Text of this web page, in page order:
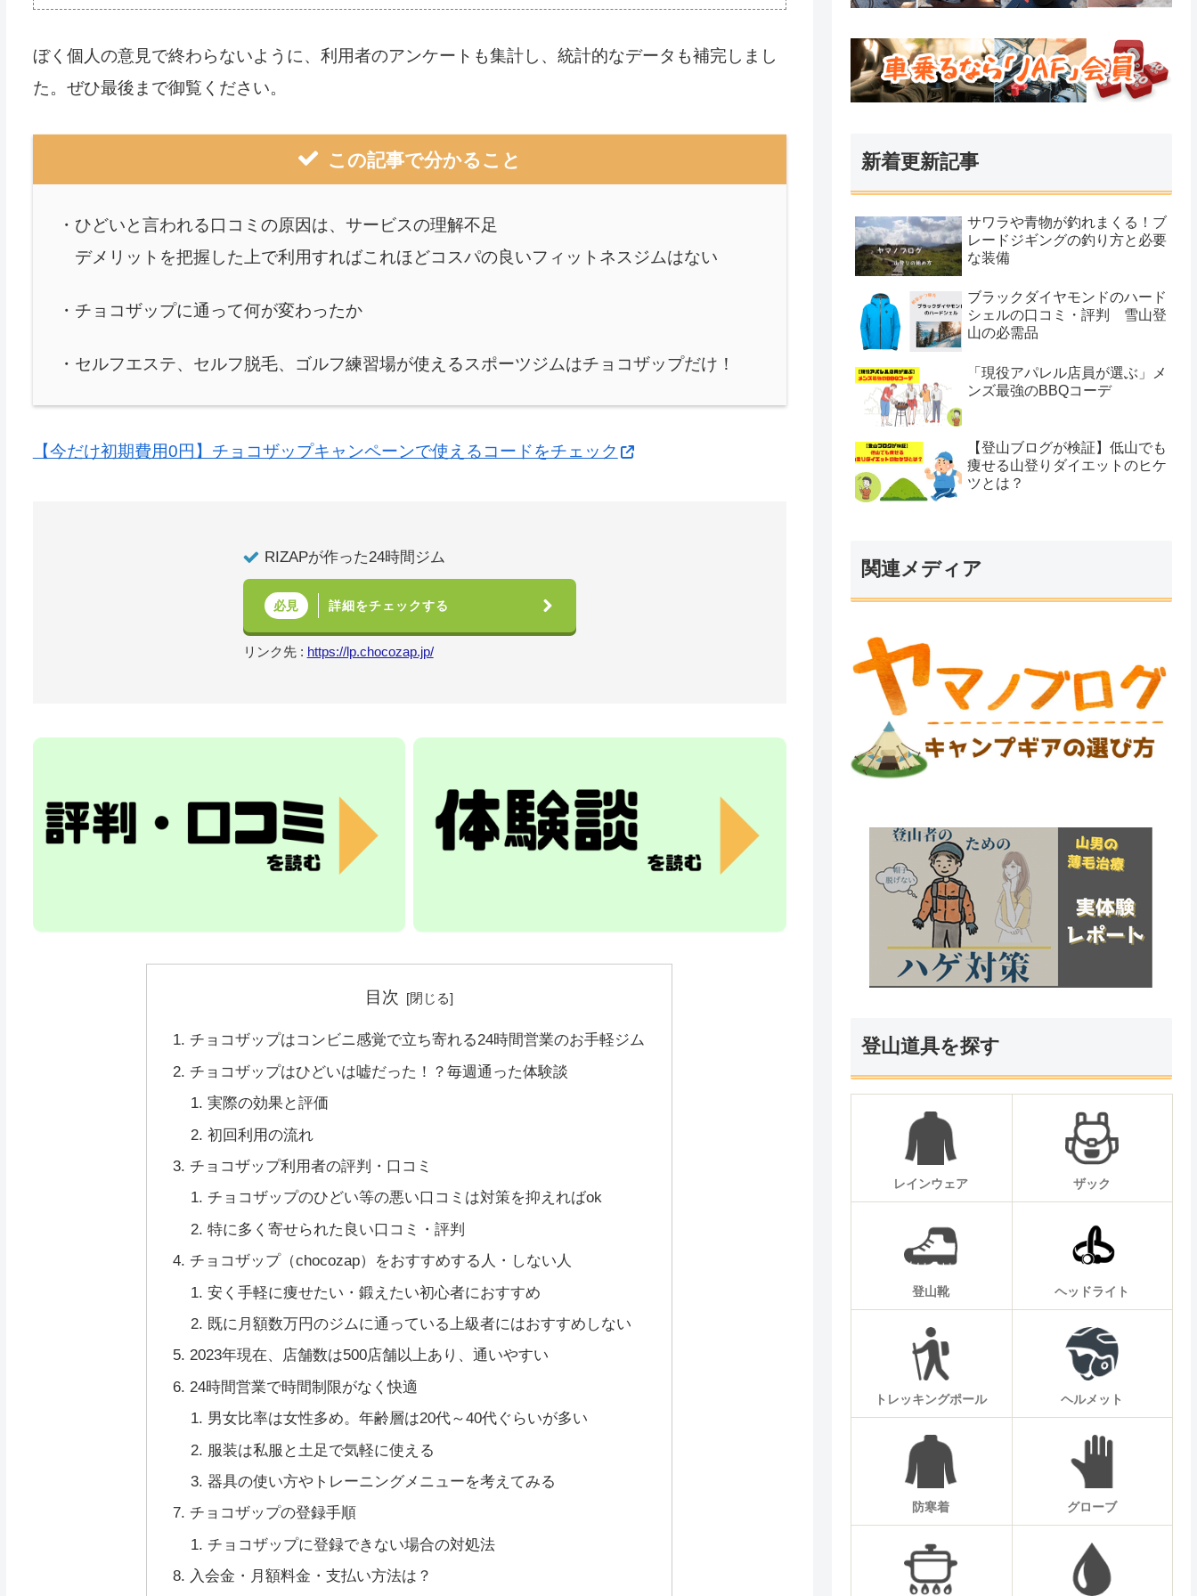
ぼく個人の意見で終わらないように、利用者のアンケートも集計し、統計的なデータも補完しまし
た。ぜひ最後まで御覧ください。
この記事で分かること
・ひどいと言われる口コミの原因は、サービスの理解不足
デメリットを把握した上で利用すればこれほどコスパの良いフィットネスジムはない
・チョコザップに通って何が変わったか
・セルフエステ、セルフ脱毛、ゴルフ練習場が使えるスポーツジムはチョコザップだけ！
【今だけ初期費用0円】チョコザップキャンペーンで使えるコードをチェック
RIZAPが作った24時間ジム
必見 詳細をチェックする
リンク先 : https://lp.chocozap.jp/
目次
チョコザップはコンビニ感覚で立ち寄れる24時間営業のお手軽ジム
チョコザップはひどいは嘘だった！？毎週通った体験談
実際の効果と評価
初回利用の流れ
チョコザップ利用者の評判・口コミ
チョコザップのひどい等の悪い口コミは対策を抑えればok
特に多く寄せられた良い口コミ・評判
チョコザップ（chocozap）をおすすめする人・しない人
安く手軽に痩せたい・鍛えたい初心者におすすめ
既に月額数万円のジムに通っている上級者にはおすすめしない
2023年現在、店舗数は500店舗以上あり、通いやすい
24時間営業で時間制限がなく快適
男女比率は女性多め。年齢層は20代～40代ぐらいが多い
服装は私服と土足で気軽に使える
器具の使い方やトレーニングメニューを考えてみる
チョコザップの登録手順
チョコザップに登録できない場合の対処法
入会金・月額料金・支払い方法は？
新着更新記事
サワラや青物が釣れまくる！ブ
レードジギングの釣り方と必要
な装備
ブラックダイヤモンドのハード
シェルの口コミ・評判 雪山登
山の必需品
「現役アパレル店員が選ぶ」メ
ンズ最強のBBQコーデ
【登山ブログが検証】低山でも
痩せる山登りダイエットのヒケ
ツとは？
関連メディア
登山道具を探す
レインウェア ザック
登山靴 ヘッドライト
トレッキングポール ヘルメット
防寒着 グローブ